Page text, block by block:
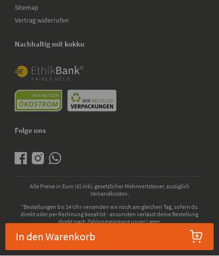
In den Warenkorb
Sitemap
Vertrag widerrufen
Nachhaltig mit kokku
Folge uns
Alle Preise in Euro (€) inkl. gesetzlicher Mehrwertsteuer, zuzüglich
Versandkosten.
*Bestellungen bis 14 Uhr versenden wir noch am gleichen Tag, sofern du
direkt oder per Rechnung bezahlst - ansonsten verlässt deine Bestellung
direkt nach Zahlungseingang unser Lager.
© 2026 - kokku GmbH - Alle Rechte vorbehalten. Bio-Zertifizierung durch die
ABCERT AG, EU-Codenummer: DE-ÖKO-006